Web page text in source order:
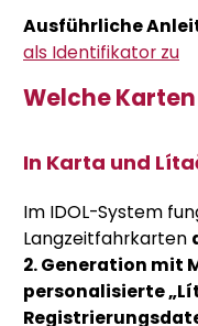
Ausführliche
als Identifikator zu
Welche
In Karta und
Im IDOL-System
Langzeitfahrkarten
2. Generation mit
personalisierte